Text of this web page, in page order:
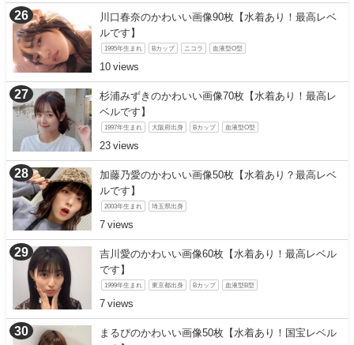
川口春奈のかわいい画像90枚【水着あり！最高レベ
ルです】
1995年生まれ Bカップ ニコラ 血液型O型
10
杉浦みずきのかわいい画像70枚【水着あり！最高レ
ベルです】
1997年生まれ 大阪府出身 Bカップ 血液型O型
23
加藤乃愛のかわいい画像50枚【水着あり？最高レベ
ルです】
2003年生まれ 埼玉県出身
7
吉川愛のかわいい画像60枚【水着あり！最高レベル
です】
1999年生まれ 東京都出身 Bカップ 血液型B型
7
まるぴのかわいい画像50枚【水着あり！国宝レベル